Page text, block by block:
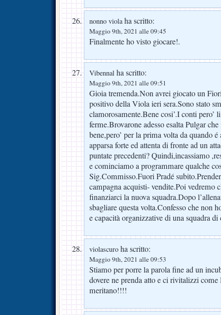
nonno violaha scritto:
Maggio 9th, 2021 alle 09:45
Finalmente ho visto giocare!.
Vibennal ha scritto:
Maggio 9th, 2021 alle 09:51
Gioia tremenda.Non avrei giocato un
positivo della Viola ieri sera.Sono stato
clamorosamente.Bene cosi’.I conti pero’
ferme.Brovarone adesso esalta Pulgar
bene,pero’ per la prima volta da quando
apparsa forte ed attenta di fronte ad un
puntate precedenti? Quindi,incassiamo
e cominciamo a programmare qualche
Sig.Commisso.Fuori Pradé
campagna acquisti- vendite.Poi vedremo
finanziarci la nuova squadra.Dopo
sbagliare questa volta.Confesso che non
e capacità organizzative di una squadra
violascuro ha scritto:
Maggio 9th, 2021 alle 09:53
Stiamo per porre la parola fine ad un
dovere ne prenda atto e ci rivitalizzi come
meritano!!!!